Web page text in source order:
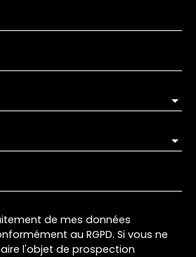
de mes données
au RGPD. Si vous ne
l'objet de prospection